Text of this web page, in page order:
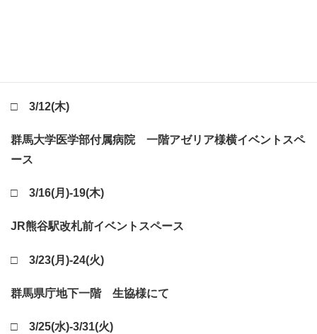
□ 3/12(木)
群馬大学医学部付属病院 一階アゼリア様横イベントスペ
ース
□ 3/16(月)-19(木)
JR熊谷駅改札前イベントスペース
□ 3/23(月)-24(火)
群馬県庁地下一階 生協様にて
□ 3/25(水)-3/31(火)